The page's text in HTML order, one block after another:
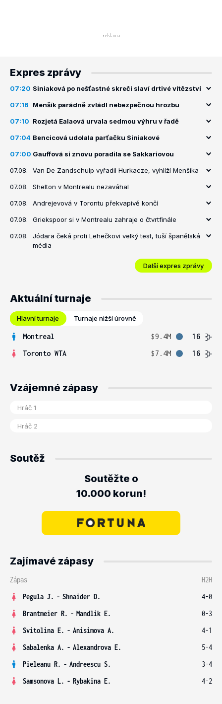
Expres zprávy
07:20 Siniaková po nešťastné skreči slaví drtivé vítězství
07:16 Menšík parádně zvládl nebezpečnou hrozbu
07:10 Rozjetá Ealaová urvala sedmou výhru v řadě
07:04 Bencicová udolala parťačku Siniakové
07:00 Gauffová si znovu poradila se Sakkariovou
07.08. Van De Zandschulp vyřadil Hurkacze, vyhlíží Menšíka
07.08. Shelton v Montrealu nezaváhal
07.08. Andrejevová v Torontu překvapivě končí
07.08. Griekspoor si v Montrealu zahraje o čtvrtfinále
07.08.
Jódara čeká proti Lehečkovi velký test, tuší španělská
média
Další expres zprávy
Aktuální turnaje
Hlavní turnaje Turnaje nižší úrovně
Montreal $9.4M
16
Toronto WTA
$7.4M 16
Vzájemné zápasy
Soutěž
Soutěžte o
10.000 korun!
Zajímavé zápasy
Zápas
H2H
Pegula J. - Shnaider D.
4-0
Brantmeier R. - Mandlik E.
0-3
Svitolina E. - Anisimova A.
4-1
Sabalenka A. - Alexandrova E.
5-4
Pieleanu R. - Andreescu S.
3-4
Samsonova L. - Rybakina E. 4-2